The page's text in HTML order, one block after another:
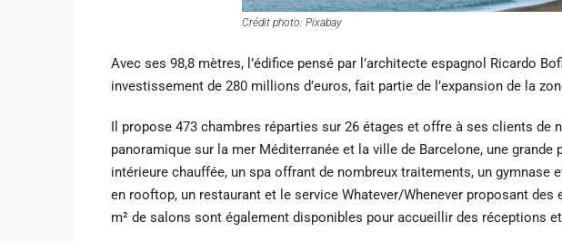
Crédit photo: Pixabay
Avec ses 98,8 mètres, l’édifice pensé par l’architecte espagnol Ricardo
investissement de 280 millions d’euros, fait partie de l’expansion de la
Il propose 473 chambres réparties sur 26 étages et offre à ses clients de
panoramique sur la mer Méditerranée et la ville de Barcelone, une grande
intérieure chauffée, un spa offrant de nombreux traitements, un gymnase
en rooftop, un restaurant et le service Whatever/Whenever proposant des
m² de salons sont également disponibles pour accueillir des réceptions